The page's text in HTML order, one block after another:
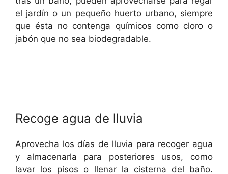
el jardín o un pequeño huerto urbano, siempre
que ésta no contenga químicos como cloro o
jabón que no sea biodegradable.
Recoge agua de lluvia
Aprovecha los días de lluvia para recoger agua
y almacenarla para posteriores usos, como
lavar los pisos o llenar la cisterna del baño.